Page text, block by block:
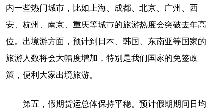
内一些热门城市，比如上海、成都、北京、广州、西
安、杭州、南京、重庆等城市的旅游热度会突破去年高
位。出境游方面，预计到日本、韩国、东南亚等国家的
旅游人数将会大幅度增加，特别是我们国家的免签政
策，便利大家出境旅游。
第五，假期货运总体保持平稳。预计假期期间日均